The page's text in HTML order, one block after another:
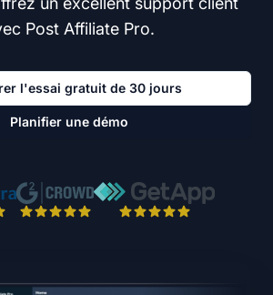
Post Affiliate Pro.
l'essai gratuit de 30 jours
Planifier une démo